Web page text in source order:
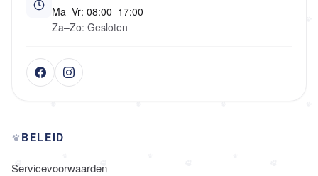
Ma–Vr: 08:00–17:00
Za–Zo: Gesloten
BELEID
Servicevoorwaarden